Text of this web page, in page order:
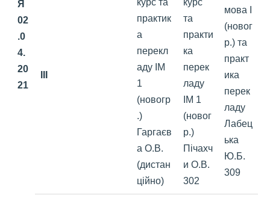
Я
02
.0
4.
20
21
практик
а
перекл
аду ІМ
1
(новогр
.)
Гаргаєв
а О.В.
(дистан
ційно)
та
практи
ка
перек
ладу
ІМ 1
(новог
р.)
Пічахч
и О.В.
302
мова І
(новог
р.) та
практ
ика
перек
ладу
Лабец
ька
Ю.Б.
309